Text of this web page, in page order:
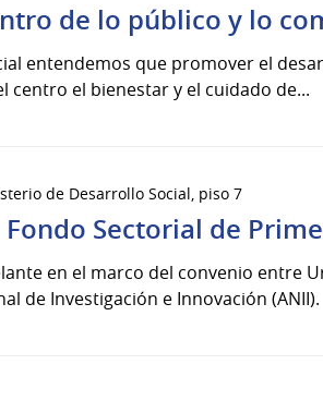
de lo público y lo
entendemos que promover el
centro el bienestar y el cuidado de...
de Desarrollo Social, piso 7
Sectorial de
en el marco del convenio entre
de Investigación e Innovación (ANII).